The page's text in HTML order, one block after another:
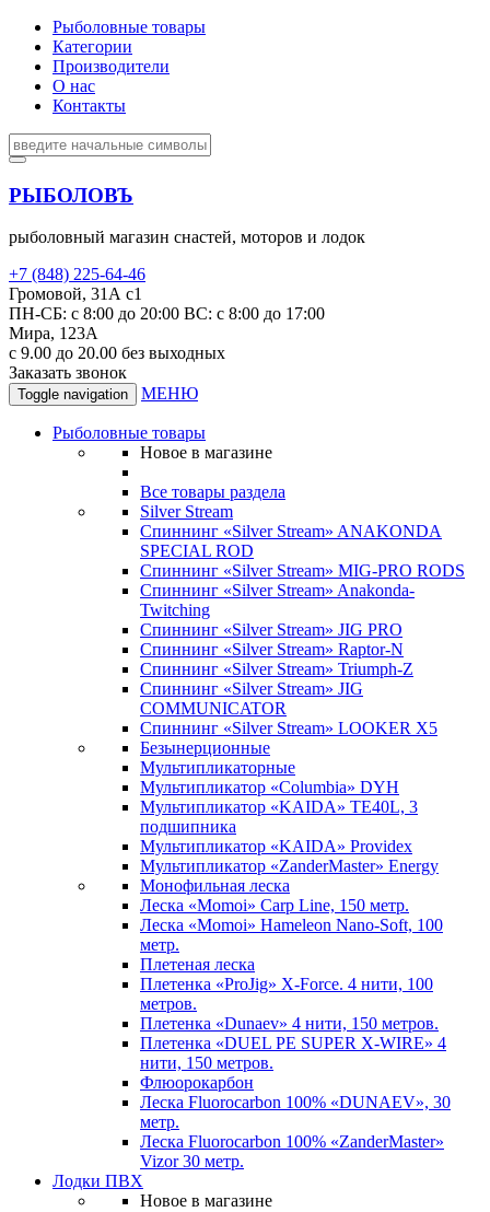
Рыболовные товары
Категории
Производители
О нас
Контакты
РЫБОЛОВЪ
рыболовный магазин снастей, моторов и лодок
+7 (848) 225-64-46
Громовой, 31А с1
ПН-СБ: с 8:00 до 20:00 ВС: с 8:00 до 17:00
Мира, 123А
с 9.00 до 20.00 без выходных
Заказать звонок
Toggle navigation МЕНЮ
Рыболовные товары
Новое в магазине
Все товары раздела
Silver Stream
Спиннинг «Silver Stream» ANAKONDA
SPECIAL ROD
Спиннинг «Silver Stream» MIG-PRO RODS
Спиннинг «Silver Stream» Anakonda-
Twitching
Спиннинг «Silver Stream» JIG PRO
Спиннинг «Silver Stream» Raptor-N
Спиннинг «Silver Stream» Triumph-Z
Спиннинг «Silver Stream» JIG
COMMUNICATOR
Спиннинг «Silver Stream» LOOKER X5
Безынерционные
Мультипликаторные
Мультипликатор «Columbia» DYH
Мультипликатор «KAIDA» TE40L, 3
подшипника
Мультипликатор «KAIDA» Providex
Мультипликатор «ZanderMaster» Energy
Монофильная леска
Леска «Momoi» Carp Line, 150 метр.
Леска «Momoi» Hameleon Nano-Soft, 100
метр.
Плетеная леска
Плетенка «ProJig» X-Force. 4 нити, 100
метров.
Плетенка «Dunaev» 4 нити, 150 метров.
Плетенка «DUEL PE SUPER X-WIRE» 4
нити, 150 метров.
Флюорокарбон
Леска Fluorocarbon 100% «DUNAEV», 30
метр.
Леска Fluorocarbon 100% «ZanderMaster»
Vizor 30 метр.
Лодки ПВХ
Новое в магазине